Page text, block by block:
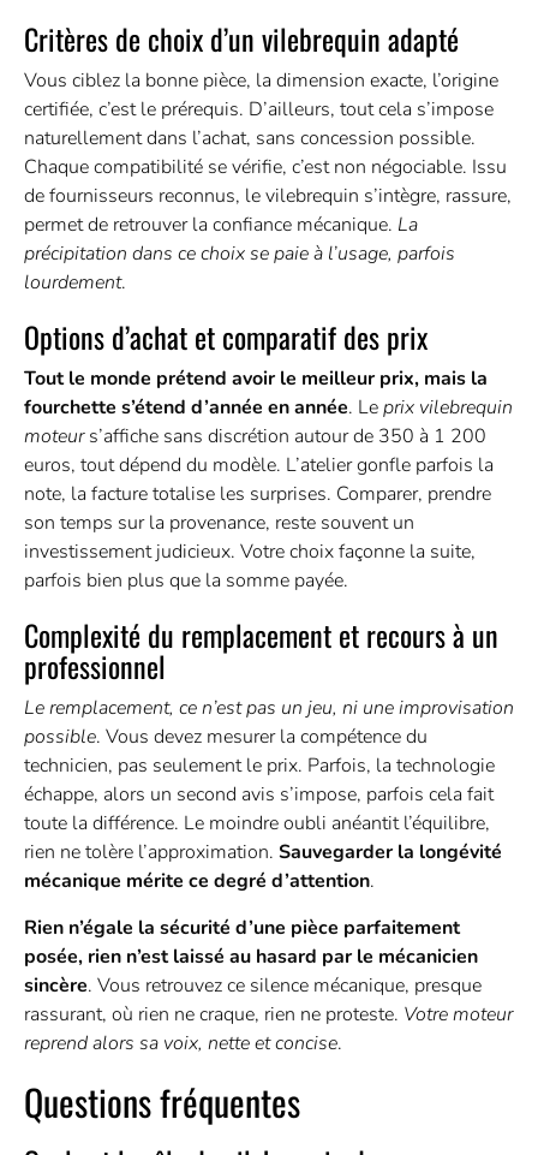
Critères de choix d’un vilebrequin adapté
Vous ciblez la bonne pièce, la dimension exacte, l’origine
certifiée, c’est le prérequis. D’ailleurs, tout cela s’impose
naturellement dans l’achat, sans concession possible.
Chaque compatibilité se vérifie, c’est non négociable. Issu
de fournisseurs reconnus, le vilebrequin s’intègre, rassure,
permet de retrouver la confiance mécanique. La
précipitation dans ce choix se paie à l’usage, parfois
lourdement.
Options d’achat et comparatif des prix
Tout le monde prétend avoir le meilleur prix, mais la
fourchette s’étend d’année en année. Leprix vilebrequin
moteurs’affiche sans discrétion autour de 350 à 1 200
euros, tout dépend du modèle. L’atelier gonfle parfois la
note, la facture totalise les surprises. Comparer, prendre
son temps sur la provenance, reste souvent un
investissement judicieux. Votre choix façonne la suite,
parfois bien plus que la somme payée.
Complexité du remplacement et recours à un
professionnel
Le remplacement, ce n’est pas un jeu, ni une improvisation
possible. Vous devez mesurer la compétence du
technicien, pas seulement le prix. Parfois, la technologie
échappe, alors un second avis s’impose, parfois cela fait
toute la différence. Le moindre oubli anéantit l’équilibre,
rien ne tolère l’approximation. Sauvegarder la longévité
mécanique mérite ce degré d’attention.
Rien n’égale la sécurité d’une pièce parfaitement
posée, rien n’est laissé au hasard par le mécanicien
sincère. Vous retrouvez ce silence mécanique, presque
rassurant, où rien ne craque, rien ne proteste. Votre moteur
reprend alors sa voix, nette et concise.
Questions fréquentes